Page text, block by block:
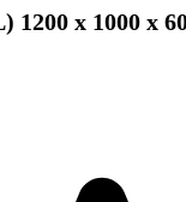
1200 x 1000 x